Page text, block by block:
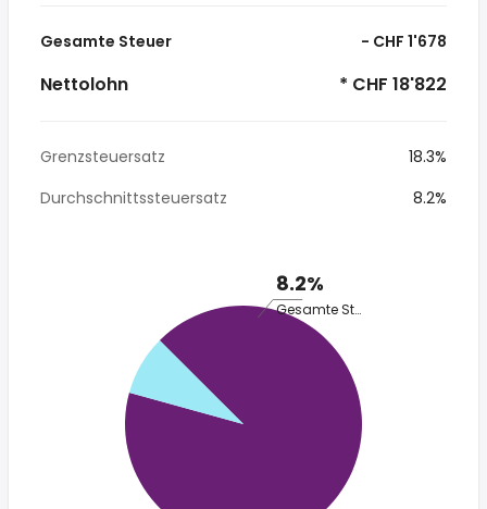
Gesamte Steuer - CHF 1'678
Nettolohn * CHF 18'822
Grenzsteuersatz
18.3%
Durchschnittssteuersatz
8.2%
8.2%
Gesamte Steuer